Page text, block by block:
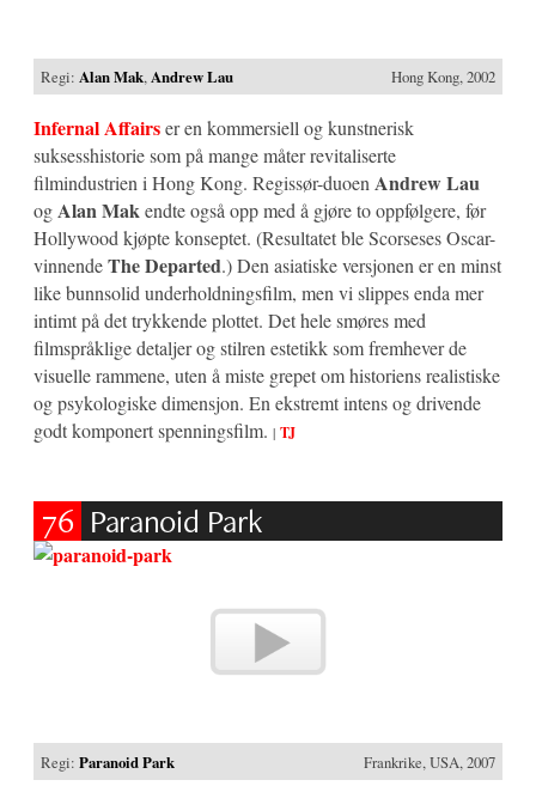
Regi:Alan Mak,Andrew Lau Hong Kong, 2002
Infernal Affairser en kommersiell og kunstnerisk
suksesshistorie som på mange måter revitaliserte
filmindustrien i Hong Kong. Regissør-duoenAndrew Lau
ogAlan Makendte også opp med å gjøre to oppfølgere, før
Hollywood kjøpte konseptet. (Resultatet ble Scorseses Oscar-
vinnendeThe Departed.) Den asiatiske versjonen er en minst
like bunnsolid underholdningsfilm, men vi slippes enda mer
intimt på det trykkende plottet. Det hele smøres med
filmspråklige detaljer og stilren estetikk som fremhever de
visuelle rammene, uten å miste grepet om historiens realistiske
og psykologiske dimensjon. En ekstremt intens og drivende
godt komponert spenningsfilm. | TJ
76 Paranoid Park
Regi:Paranoid Park Frankrike, USA, 2007